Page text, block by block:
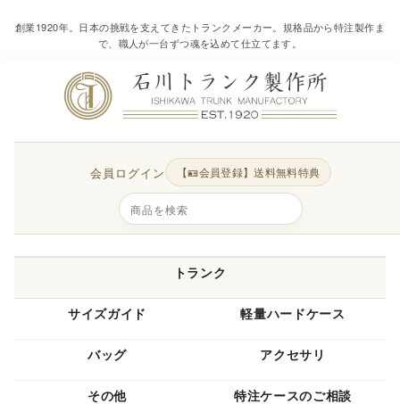
創業1920年。日本の挑戦を支えてきたトランクメーカー。規格品から特注製作ま
で、職人が一台ずつ魂を込めて仕立てます。
会員ログイン 【🪪会員登録】送料無料特典
トランク
サイズガイド 軽量ハードケース
バッグ アクセサリ
その他 特注ケースのご相談